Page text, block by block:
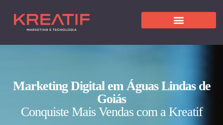
Marketing Digital em Águas Lindas de
Goiás
Conquiste Mais Vendas com a Kreatif